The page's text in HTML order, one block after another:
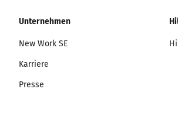
Unternehmen
New Work SE
Karriere
Presse